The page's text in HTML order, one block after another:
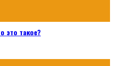
это такое?